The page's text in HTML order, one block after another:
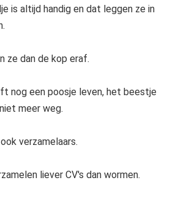
is altijd handig en dat leggen ze in
ze dan de kop eraf.
nog een poosje leven, het beestje
meer weg.
verzamelaars.
liever CV's dan wormen.